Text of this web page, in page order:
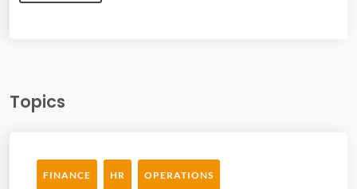
Topics
FINANCE HR OPERATIONS